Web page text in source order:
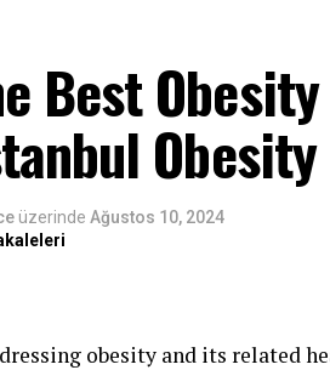
Best
üzerinde Ağustos 10, 2024
obesity and its related